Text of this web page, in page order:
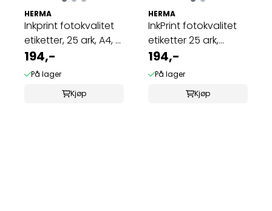
HERMA
Inkprint fotokvalitet
etiketter, 25 ark, A4, ...
194,-
På lager
Kjøp
HERMA
InkPrint fotokvalitet
etiketter 25 ark,
83.8x50.8 ...
194,-
På lager
Kjøp